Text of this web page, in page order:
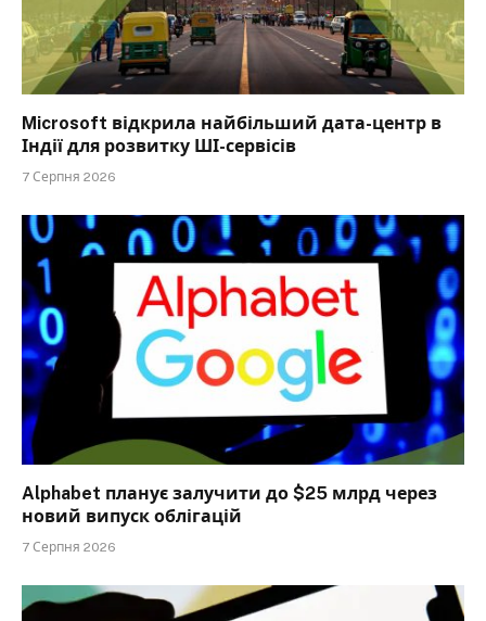
Microsoft відкрила найбільший дата-центр в
Індії для розвитку ШІ-сервісів
7 Серпня 2026
Alphabet планує залучити до $25 млрд через
новий випуск облігацій
7 Серпня 2026